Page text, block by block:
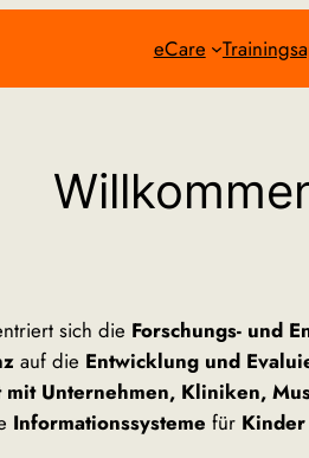
eCare
sich die Forschungs- und
auf die Entwicklung und
mit Unternehmen, Kliniken,
Informationssysteme für